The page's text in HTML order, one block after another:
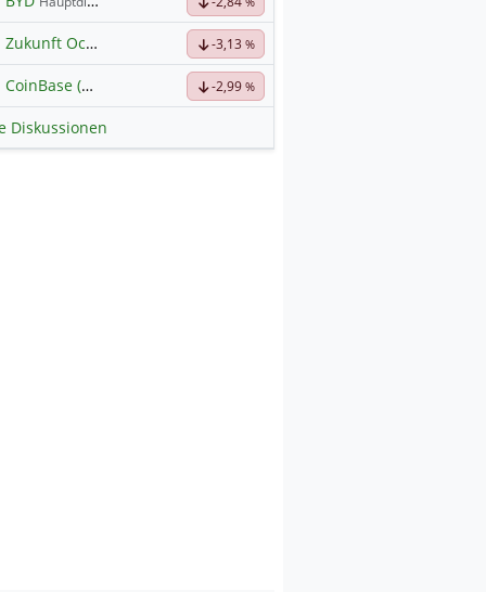
Zukunft Ocugen -3,13 %
CoinBase (Future ExChange) -2,99%
Diskussionen